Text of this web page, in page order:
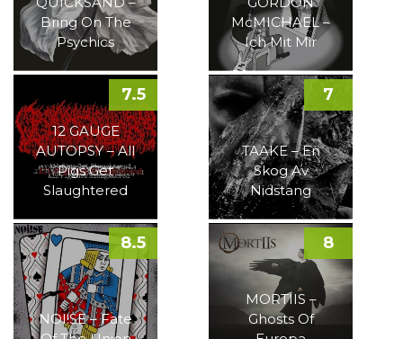
Bring On The
Psychics
McMICHAEL –
Ich Mit Mir
12 GAUGE
AUTOPSY – All
Pigs Get
Slaughtered
7.5
TAAKE – En
Skog Av
Nidstang
7
NOI!SE – Fate
8.5
MORTIIS –
Ghosts Of
8